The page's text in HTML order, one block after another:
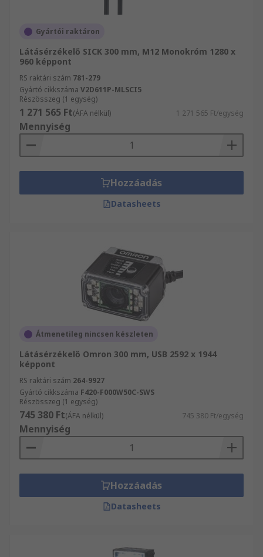
Gyártói raktáron
Látásérzékelő SICK 300 mm, M12 Monokróm 1280 x
960 képpont
RS raktári szám 781-279
Gyártó cikkszáma V2D611P-MLSCI5
Részösszeg (1 egység)
1 271 565 Ft(ÁFA nélkül) 1 271 565 Ft/egység
Mennyiség
Hozzáadás
Datasheets
Átmenetileg nincsen készleten
Látásérzékelő Omron 300 mm, USB 2592 x 1944
képpont
RS raktári szám 264-9927
Gyártó cikkszáma F420-F000W50C-SWS
Részösszeg (1 egység)
745 380 Ft(ÁFA nélkül) 745 380 Ft/egység
Mennyiség
Hozzáadás
Datasheets